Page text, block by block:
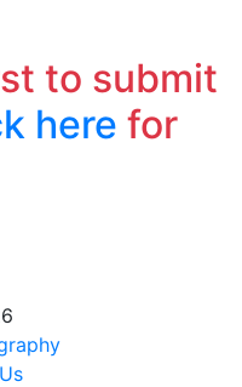
to submit
here for